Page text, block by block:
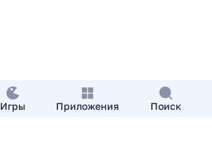
Игры Приложения Поиск